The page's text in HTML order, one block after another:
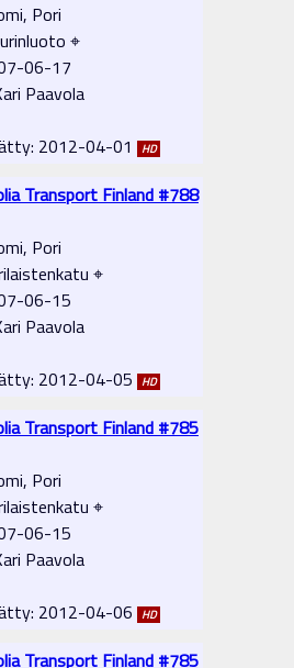
Pori
⌖
06-17
Paavola
2012-04-01
HD
Transport Finland #788
Pori
⌖
06-15
Paavola
2012-04-05 HD
Transport Finland #785
Pori
⌖
06-15
Paavola
2012-04-06 HD
Transport Finland #785